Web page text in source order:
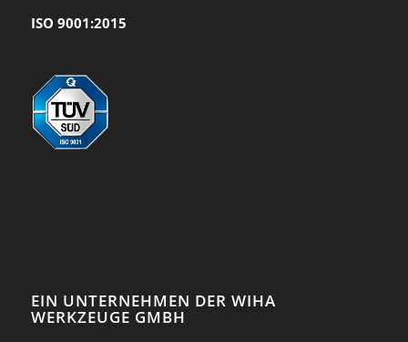
ISO 9001:2015
EIN UNTERNEHMEN DER WIHA
WERKZEUGE GMBH